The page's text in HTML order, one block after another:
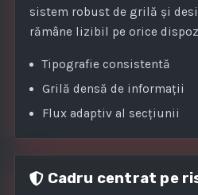
sistem robust de grilă și
rămâne lizibil pe orice
Tipografie consistentă
Grilă densă de informații
Flux adaptiv al secțiunii
Cadru centrat pe